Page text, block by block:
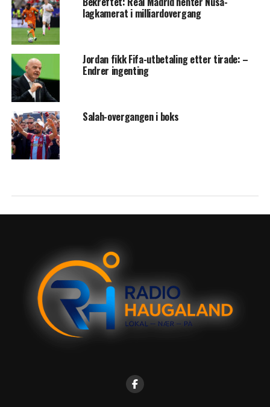
lagkamerat i milliardovergang
Jordan fikk Fifa-utbetaling etter tirade: –
Endrer ingenting
Salah-overgangen i boks